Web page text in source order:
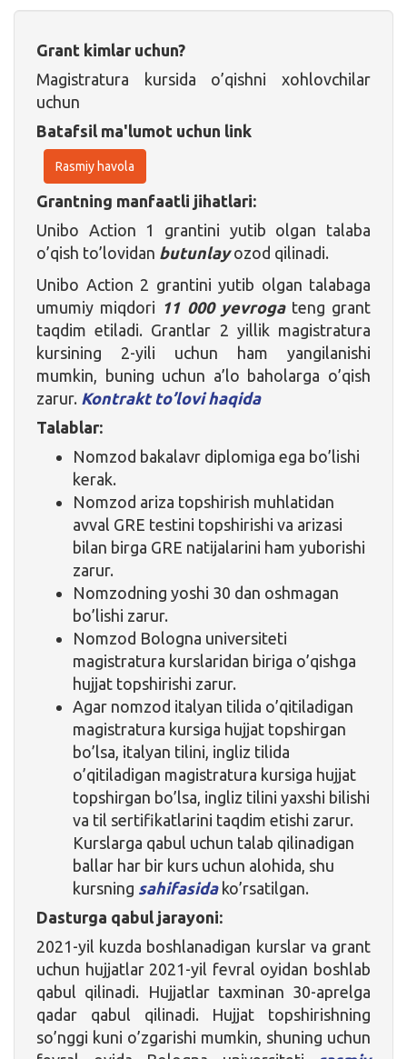
Grant kimlar uchun?
Magistratura kursida o’qishni xohlovchilar
uchun
Batafsil ma'lumot uchun link
Rasmiy havola
Grantning manfaatli jihatlari:
Unibo Action 1 grantini yutib olgan talaba
o’qish to’lovidan butunlayozod qilinadi.
Unibo Action 2 grantini yutib olgan talabaga
umumiy miqdori 11 000 yevrogateng grant
taqdim etiladi. Grantlar 2 yillik magistratura
kursining 2-yili uchun ham yangilanishi
mumkin, buning uchun a’lo baholarga o’qish
zarur. Kontrakt to’lovi haqida
Talablar:
Nomzod bakalavr diplomiga ega bo’lishi
kerak.
Nomzod ariza topshirish muhlatidan
avval GRE testini topshirishi va arizasi
bilan birga GRE natijalarini ham yuborishi
zarur.
Nomzodning yoshi 30 dan oshmagan
bo’lishi zarur.
Nomzod Bologna universiteti
magistratura kurslaridan biriga o’qishga
hujjat topshirishi zarur.
Agar nomzod italyan tilida o’qitiladigan
magistratura kursiga hujjat topshirgan
bo’lsa, italyan tilini, ingliz tilida
o’qitiladigan magistratura kursiga hujjat
topshirgan bo’lsa, ingliz tilini yaxshi bilishi
va til sertifikatlarini taqdim etishi zarur.
Kurslarga qabul uchun talab qilinadigan
ballar har bir kurs uchun alohida, shu
kursning sahifasidako’rsatilgan.
Dasturga qabul jarayoni:
2021-yil kuzda boshlanadigan kurslar va grant
uchun hujjatlar 2021-yil fevral oyidan boshlab
qabul qilinadi. Hujjatlar taxminan 30-aprelga
qadar qabul qilinadi. Hujjat topshirishning
so’nggi kuni o’zgarishi mumkin, shuning uchun